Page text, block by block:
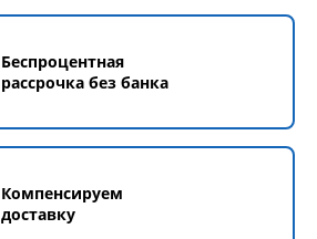
Беспроцентная
рассрочка без банка
Компенсируем
доставку